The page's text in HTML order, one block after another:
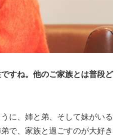
すね。他のご家族とは普段ど
に、姉と弟、そして妹がいる
で、家族と過ごすのが大好き